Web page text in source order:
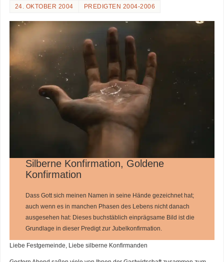
24. OKTOBER 2004 PREDIGTEN 2004-2006
Silberne Konfirmation, Goldene
Konfirmation
Dass Gott sich meinen Namen in seine Hände gezeichnet hat;
auch wenn es in manchen Phasen des Lebens nicht danach
ausgesehen hat: Dieses buchstäblich einprägsame Bild ist die
Grundlage in dieser Predigt zur Jubelkonfirmation.
Liebe Festgemeinde, Liebe silberne Konfirmanden